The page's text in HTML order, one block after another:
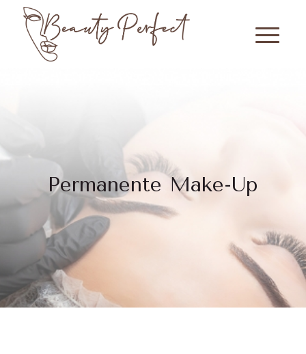
Permanente Make-Up